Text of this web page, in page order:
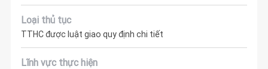
Loại thủ tục
TTHC được luật giao quy định chi tiết
Lĩnh vực thực hiện